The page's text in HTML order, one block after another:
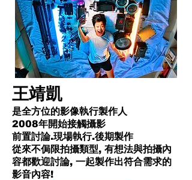
王靖凱
是全方位的影像執行製作人
2008年開始接觸攝影
前置討論.現場執行.後期製作
從來不侷限拍攝類型, 有想法與拍攝內
容都歡迎討論, 一起製作出符合需求的
影音內容!​